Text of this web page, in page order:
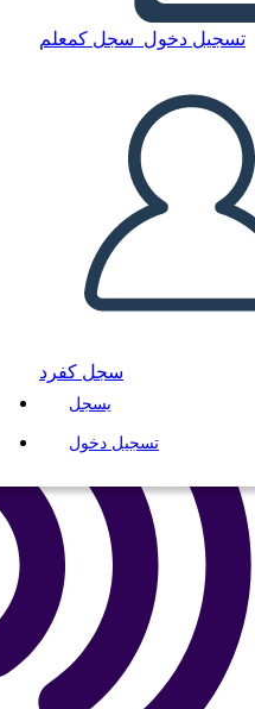
تسجيل دخول سجل كمعلم
سجل كفرد
يسجل
تسجيل دخول